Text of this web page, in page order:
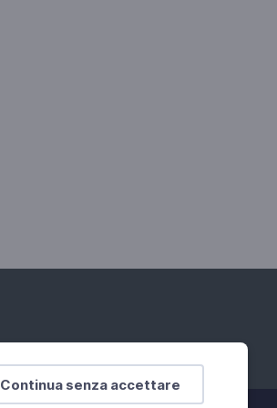
Continua senza accettare